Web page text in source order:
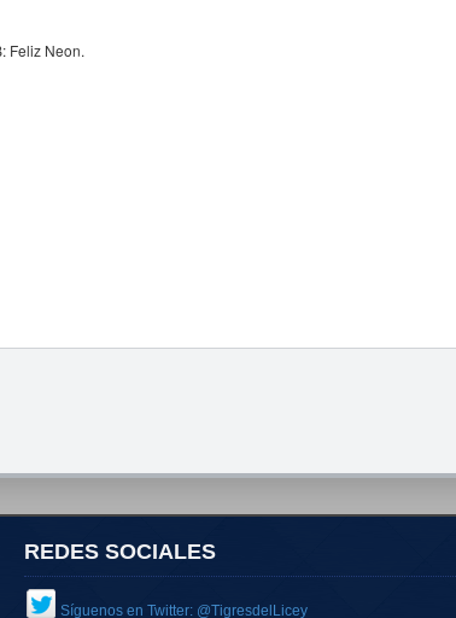
Feliz Neon.
REDES SOCIALES
Síguenos en Twitter: @TigresdelLicey